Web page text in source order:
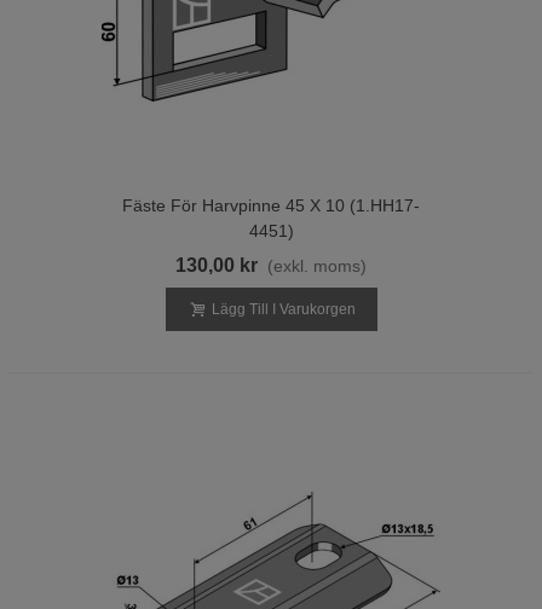
Fäste För Harvpinne 45 X 10 (1.HH17-
4451)
130,00 kr (exkl. moms)
Lägg Till I Varukorgen